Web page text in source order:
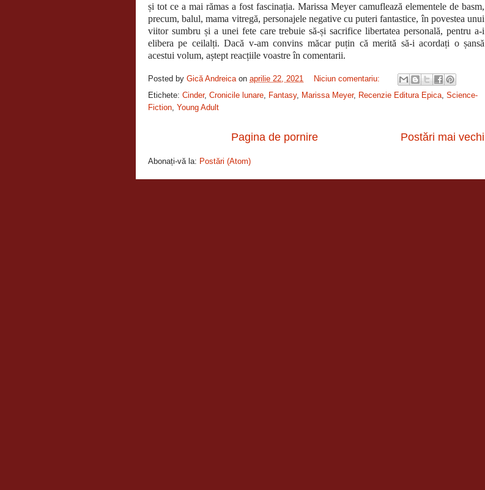
și tot ce a mai rămas a fost fascinația. Marissa Meyer camuflează elementele de basm,
precum, balul, mama vitregă, personajele negative cu puteri fantastice, în povestea unui
viitor sumbru și a unei fete care trebuie să-și sacrifice libertatea personală, pentru a-i
elibera pe ceilalți. Dacă v-am convins măcar puțin că merită să-i acordați o șansă
acestui volum, aștept reacțiile voastre în comentarii.
Posted by Gică Andreica on aprilie 22, 2021
Niciun comentariu:
Etichete: Cinder, Cronicile lunare, Fantasy, Marissa Meyer, Recenzie Editura Epica, Science-
Fiction, Young Adult
Postări mai vechi
Pagina de pornire
Abonați-vă la: Postări (Atom)